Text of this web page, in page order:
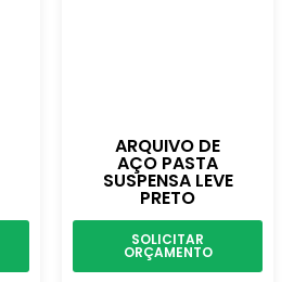
ARQUIVO DE
AÇO PASTA
SUSPENSA LEVE
PRETO
SOLICITAR
ORÇAMENTO